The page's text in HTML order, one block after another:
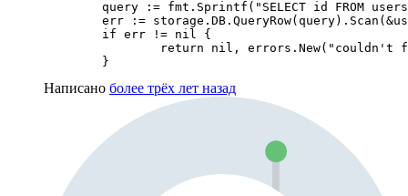
	}
Написано более трёх лет назад